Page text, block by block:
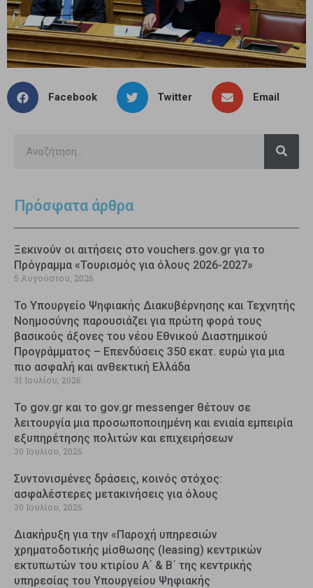
Facebook Twitter Email
Πρόσφατα άρθρα
Ξεκινούν οι αιτήσεις στο vouchers.gov.gr για το
Πρόγραμμα «Τουρισμός για όλους 2026-2027»
5 Αυγούστου, 2026
Το Υπουργείο Ψηφιακής Διακυβέρνησης και Τεχνητής
Νοημοσύνης παρουσιάζει για πρώτη φορά τους
βασικούς άξονες του νέου Εθνικού Διαστημικού
Προγράμματος – Επενδύσεις 350 εκατ. ευρώ για μια
πιο ασφαλή και ανθεκτική Ελλάδα
31 Ιουλίου, 2026
Το gov.gr και το gov.gr messenger θέτουν σε
λειτουργία μια προσωποποιημένη και ενιαία εμπειρία
εξυπηρέτησης πολιτών και επιχειρήσεων
30 Ιουλίου, 2026
Συντονισμένες δράσεις, κοινός στόχος:
ασφαλέστερες μετακινήσεις για όλους
30 Ιουλίου, 2026
Διακήρυξη για την «Παροχή υπηρεσιών
χρηματοδοτικής μίσθωσης (leasing) κεντρικών
εκτυπωτών του κτιρίου Α΄ & Β΄ της κεντρικής
υπηρεσίας του Υπουργείου Ψηφιακής